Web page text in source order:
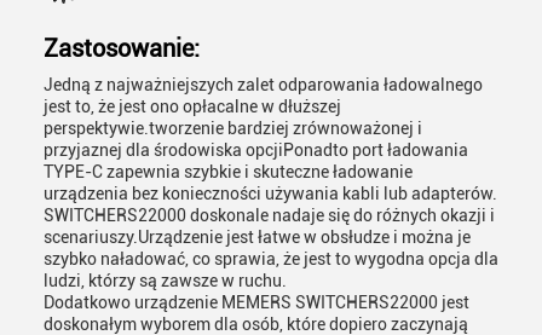
Zastosowanie:
Jedną z najważniejszych zalet odparowania ładowalnego
jest to, że jest ono opłacalne w dłuższej
perspektywie.tworzenie bardziej zrównoważonej i
przyjaznej dla środowiska opcjiPonadto port ładowania
TYPE-C zapewnia szybkie i skuteczne ładowanie
urządzenia bez konieczności używania kabli lub adapterów.
SWITCHERS22000 doskonale nadaje się do różnych okazji i
scenariuszy.Urządzenie jest łatwe w obsłudze i można je
szybko naładować, co sprawia, że jest to wygodna opcja dla
ludzi, którzy są zawsze w ruchu.
Dodatkowo urządzenie MEMERS SWITCHERS22000 jest
doskonałym wyborem dla osób, które dopiero zaczynają